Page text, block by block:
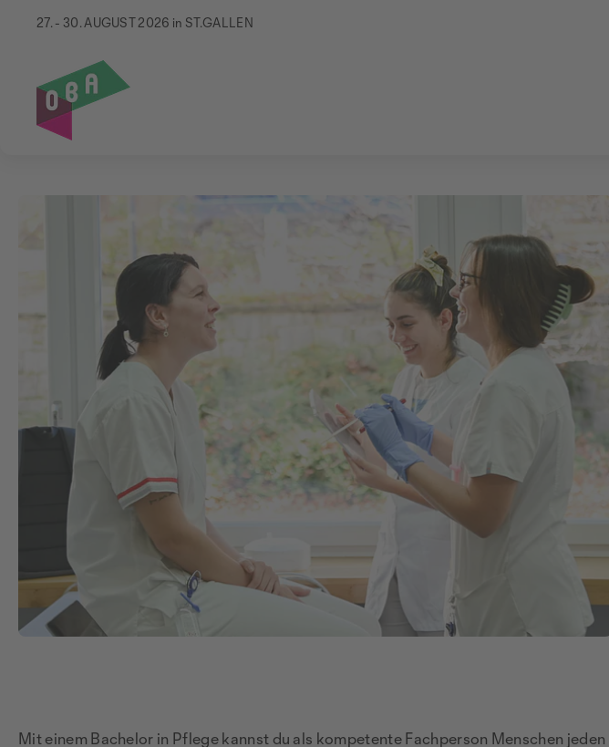
27. - 30. AUGUST 2026 in ST.GALLEN
Mit einem Bachelor in Pflege kannst du als kompetente Fachperson Menschen